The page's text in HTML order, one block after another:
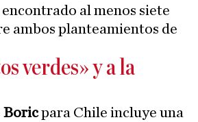
al menos siete
ambos planteamientos de
verdes» y a la
Boricpara Chile incluye una